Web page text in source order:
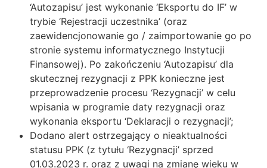
‘Autozapisu’ jest wykonanie ‘Eksportu do IF’ w
trybie ‘Rejestracji uczestnika’ (oraz
zaewidencjonowanie go / zaimportowanie go po
stronie systemu informatycznego Instytucji
Finansowej). Po zakończeniu ‘Autozapisu’ dla
skutecznej rezygnacji z PPK konieczne jest
przeprowadzenie procesu ‘Rezygnacji’ w celu
wpisania w programie daty rezygnacji oraz
wykonania eksportu ‘Deklaracji o rezygnacji’;
Dodano alert ostrzegający o nieaktualności
statusu PPK (z tytułu ‘Rezygnacji’ sprzed
01.03.2023 r. oraz z uwagi na zmianę wieku w